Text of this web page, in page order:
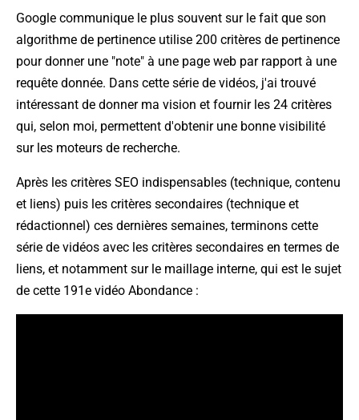
Google communique le plus souvent sur le fait que son
algorithme de pertinence utilise 200 critères de pertinence
pour donner une "note" à une page web par rapport à une
requête donnée. Dans cette série de vidéos, j'ai trouvé
intéressant de donner ma vision et fournir les 24 critères
qui, selon moi, permettent d'obtenir une bonne visibilité
sur les moteurs de recherche.
Après les critères SEO indispensables (technique, contenu
et liens) puis les critères secondaires (technique et
rédactionnel) ces dernières semaines, terminons cette
série de vidéos avec les critères secondaires en termes de
liens, et notamment sur le maillage interne, qui est le sujet
de cette 191e vidéo Abondance :